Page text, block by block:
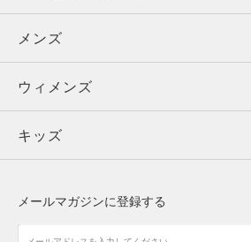
メンズ
ウィメンズ
キッズ
アクセサリー
メンズ
トップス
ボトムス
アクセサリー
ウィメンズ
トップス
シューズ
キッズ
メールマガジンに登録する